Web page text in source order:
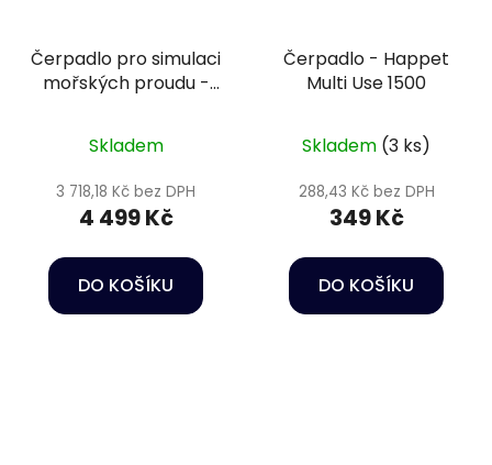
Čerpadlo pro simulaci
mořských proudu -
Skladem
3 718,18 Kč bez DPH
4 499 Kč
DO KOŠÍKU
Čerpadlo - Happet
Multi Use 1500
Skladem (3 ks)
288,43 Kč bez DPH
349 Kč
DO KOŠÍKU